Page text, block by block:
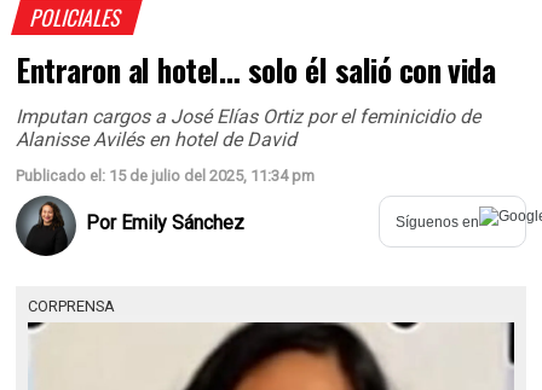
POLICIALES
Entraron al hotel… solo él salió con vida
Imputan cargos a José Elías Ortiz por el feminicidio de
Alanisse Avilés en hotel de David
Publicado el: 15 de julio del 2025, 11:34 pm
Por Emily Sánchez Síguenos en
CORPRENSA